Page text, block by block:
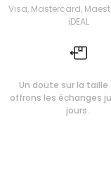
Visa, Mastercard,
iDEAL
Un doute sur la taille
offrons les échanges
jours.